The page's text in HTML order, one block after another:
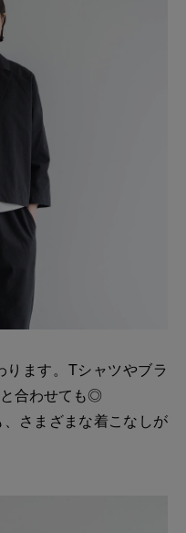
ます。Tシャツやブラ
合わせても◎
さまざまな着こなしが